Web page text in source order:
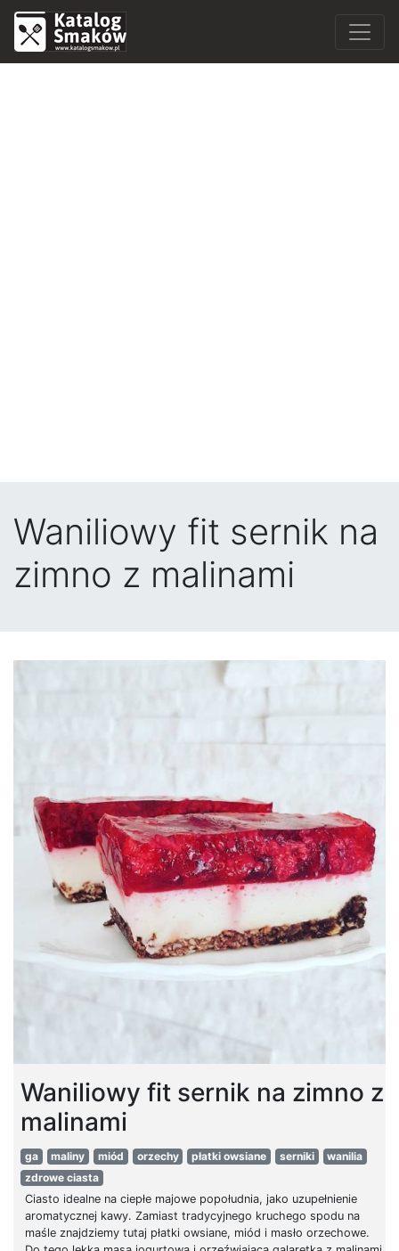
Waniliowy fit sernik na
zimno z malinami
Waniliowy fit sernik na zimno z
malinami
ga maliny miód orzechy płatki owsiane serniki
wanilia
zdrowe ciasta
Ciasto idealne na ciepłe majowe popołudnia, jako uzupełnienie
aromatycznej kawy. Zamiast tradycyjnego kruchego spodu na
maśle znajdziemy tutaj płatki owsiane, miód i masło orzechowe.